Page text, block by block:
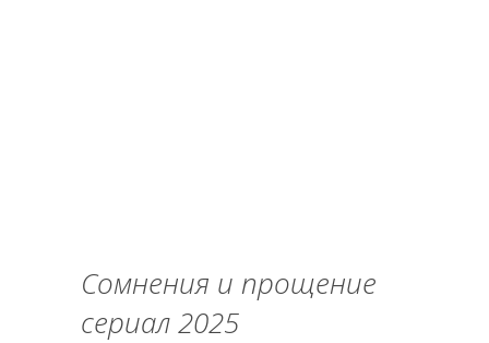
Сомнения и прощение
сериал 2025